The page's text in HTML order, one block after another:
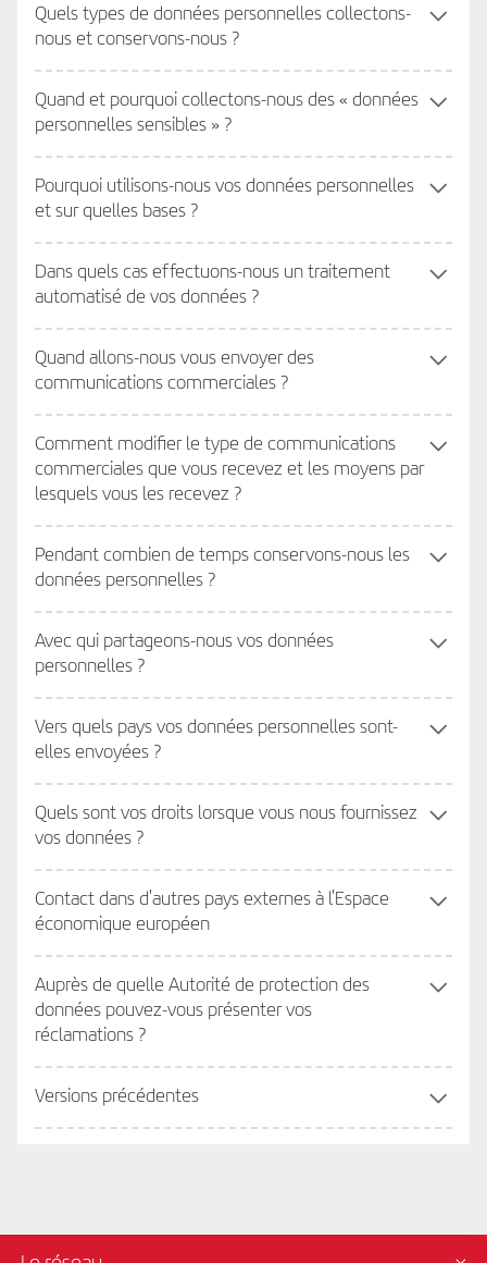
Quels types de données personnelles collectons-
nous et conservons-nous ?
Quand et pourquoi collectons-nous des « données
personnelles sensibles » ?
Pourquoi utilisons-nous vos données personnelles
et sur quelles bases ?
Dans quels cas effectuons-nous un traitement
automatisé de vos données ?
Quand allons-nous vous envoyer des
communications commerciales ?
Comment modifier le type de communications
commerciales que vous recevez et les moyens par
lesquels vous les recevez ?
Pendant combien de temps conservons-nous les
données personnelles ?
Avec qui partageons-nous vos données
personnelles ?
Vers quels pays vos données personnelles sont-
elles envoyées ?
Quels sont vos droits lorsque vous nous fournissez
vos données ?
Contact dans d'autres pays externes à l'Espace
économique européen
Auprès de quelle Autorité de protection des
données pouvez-vous présenter vos
réclamations ?
Versions précédentes